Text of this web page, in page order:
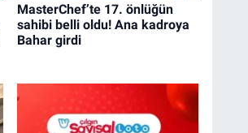
MasterChef’te 17. önlüğün
sahibi belli oldu! Ana kadroya
Bahar girdi